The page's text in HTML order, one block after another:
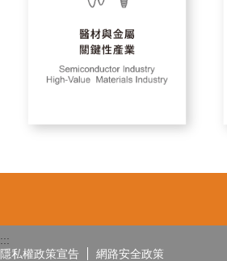
:::
隱私權政策宣告
網路安全政策